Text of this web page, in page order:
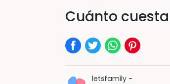
Cuánto
letsfamily -